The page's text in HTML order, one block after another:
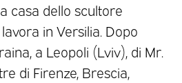
casa dello scultore
in Versilia. Dopo
a Leopoli (Lviv), di Mr.
di Firenze, Brescia,